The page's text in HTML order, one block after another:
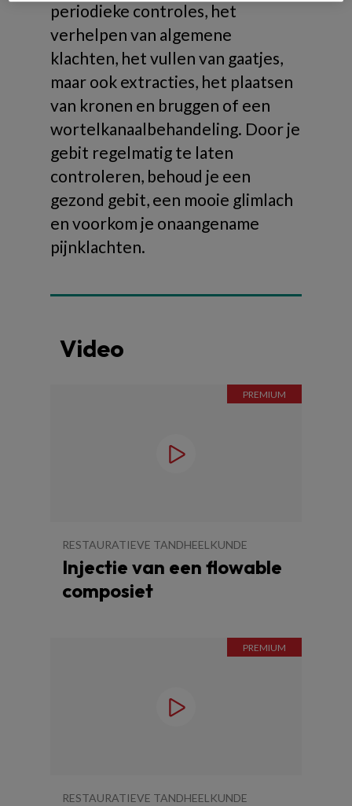
periodieke controles, het
verhelpen van algemene
klachten, het vullen van gaatjes,
maar ook extracties, het plaatsen
van kronen en bruggen of een
wortelkanaalbehandeling. Door je
gebit regelmatig te laten
controleren, behoud je een
gezond gebit, een mooie glimlach
en voorkom je onaangename
pijnklachten.
Video
RESTAURATIEVE TANDHEELKUNDE
Injectie van een flowable
composiet
RESTAURATIEVE TANDHEELKUNDE